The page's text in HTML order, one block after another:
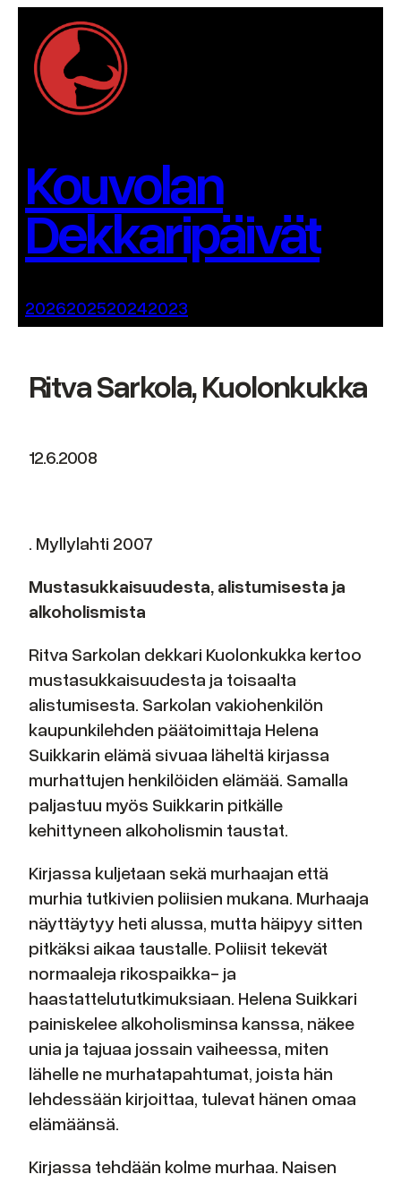
sisältöön
Kouvolan
Dekkaripäivät
2026202520242023
Ritva Sarkola, Kuolonkukka
12.6.2008
. Myllylahti 2007
Mustasukkaisuudesta, alistumisesta ja
alkoholismista
Ritva Sarkolan dekkari Kuolonkukka kertoo
mustasukkaisuudesta ja toisaalta
alistumisesta. Sarkolan vakiohenkilön
kaupunkilehden päätoimittaja Helena
Suikkarin elämä sivuaa läheltä kirjassa
murhattujen henkilöiden elämää. Samalla
paljastuu myös Suikkarin pitkälle
kehittyneen alkoholismin taustat.
Kirjassa kuljetaan sekä murhaajan että
murhia tutkivien poliisien mukana. Murhaaja
näyttäytyy heti alussa, mutta häipyy sitten
pitkäksi aikaa taustalle. Poliisit tekevät
normaaleja rikospaikka- ja
haastattelututkimuksiaan. Helena Suikkari
painiskelee alkoholisminsa kanssa, näkee
unia ja tajuaa jossain vaiheessa, miten
lähelle ne murhatapahtumat, joista hän
lehdessään kirjoittaa, tulevat hänen omaa
elämäänsä.
Kirjassa tehdään kolme murhaa. Naisen